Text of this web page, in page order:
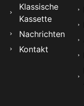
Klassische
Kassette
Nachrichten
Kontakt